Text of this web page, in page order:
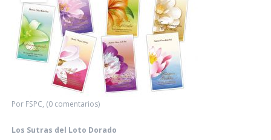
Por FSPC, (0 comentarios)
Los Sutras del Loto Dorado